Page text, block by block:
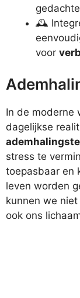
🕰️
voor
In de moderne
dagelijkse
stress te
toepasbaar en
leven worden
kunnen we
ook ons